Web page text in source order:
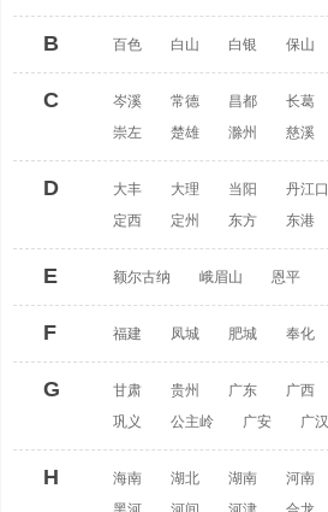
B 百色 白山 白银 保山
C 岑溪 常德 昌都 长葛
崇左
楚雄 滁州 慈溪
D 大丰 大理 当阳 丹江口
定西
定州 东方 东港
E 额尔古纳 峨眉山 恩平
F 福建 凤城 肥城 奉化
G 甘肃 贵州 广东 广西
巩义
公主岭 广安 广汉
H 海南 湖北 湖南 河南